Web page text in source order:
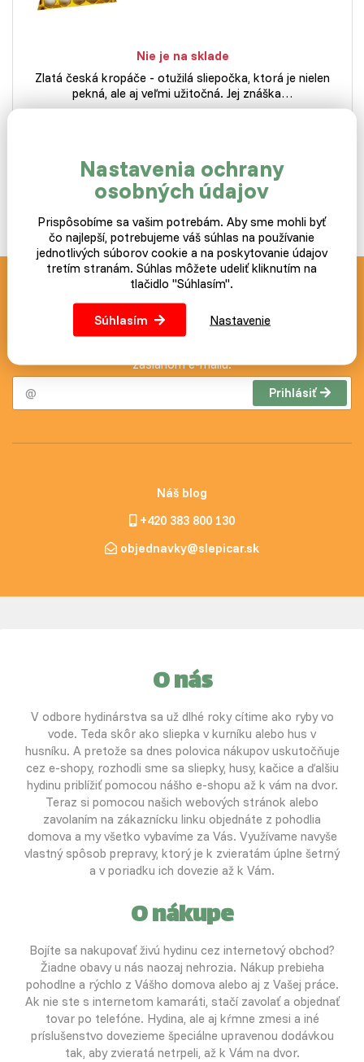
Nie je na sklade
Zlatá česká kropáče - otužilá sliepočka, ktorá je nielen
pekná, ale aj veľmi užitočná. Jej znáška…
Nedostupné
Novinky a akcie zasielame
zdarma
zaslanom e-mailu.
Prihlásiť
Náš blog
+420 383 800 130
objednavky@slepicar.sk
O nás
V odbore hydinárstva sa už dlhé roky cítime ako ryby vo
vode. Teda skôr ako sliepka v kurníku alebo hus v
husníku. A pretože sa dnes polovica nákupov uskutočňuje
cez e-shopy, rozhodli sme sa sliepky, husy, kačice a ďalšiu
hydinu priblížiť pomocou nášho e-shopu až k vám na dvor.
Teraz si pomocou našich webových stránok alebo
zavolaním na zákaznícku linku objednáte z pohodlia
domova a my všetko vybavíme za Vás. Využívame navyše
vlastný spôsob prepravy, ktorý je k zvieratám úplne šetrný
a v poriadku ich dovezie až k Vám.
O nákupe
Bojíte sa nakupovať živú hydinu cez internetový obchod?
Žiadne obavy u nás naozaj nehrozia. Nákup prebieha
pohodlne a rýchlo z Vášho domova alebo aj z Vašej práce.
Ak nie ste s internetom kamaráti, stačí zavolať a objednať
tovar po telefóne. Hydina, ale aj kŕmne zmesi a iné
príslušenstvo dovezieme špeciálne upravenou dodávkou
tak, aby zvieratá netrpeli, až k Vám na dvor.
Nastavenia ochrany
osobných údajov
Prispôsobíme sa vašim potrebám. Aby sme mohli byť
čo najlepší, potrebujeme váš súhlas na používanie
jednotlivých súborov cookie a na poskytovanie údajov
tretím stranám. Súhlas môžete udeliť kliknutím na
tlačidlo "Súhlasím".
Súhlasím Nastavenie